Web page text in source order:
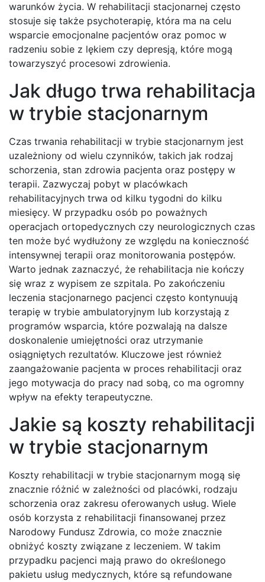
warunków życia. W rehabilitacji stacjonarnej często
stosuje się także psychoterapię, która ma na celu
wsparcie emocjonalne pacjentów oraz pomoc w
radzeniu sobie z lękiem czy depresją, które mogą
towarzyszyć procesowi zdrowienia.
Jak długo trwa rehabilitacja
w trybie stacjonarnym
Czas trwania rehabilitacji w trybie stacjonarnym jest
uzależniony od wielu czynników, takich jak rodzaj
schorzenia, stan zdrowia pacjenta oraz postępy w
terapii. Zazwyczaj pobyt w placówkach
rehabilitacyjnych trwa od kilku tygodni do kilku
miesięcy. W przypadku osób po poważnych
operacjach ortopedycznych czy neurologicznych czas
ten może być wydłużony ze względu na konieczność
intensywnej terapii oraz monitorowania postępów.
Warto jednak zaznaczyć, że rehabilitacja nie kończy
się wraz z wypisem ze szpitala. Po zakończeniu
leczenia stacjonarnego pacjenci często kontynuują
terapię w trybie ambulatoryjnym lub korzystają z
programów wsparcia, które pozwalają na dalsze
doskonalenie umiejętności oraz utrzymanie
osiągniętych rezultatów. Kluczowe jest również
zaangażowanie pacjenta w proces rehabilitacji oraz
jego motywacja do pracy nad sobą, co ma ogromny
wpływ na efekty terapeutyczne.
Jakie są koszty rehabilitacji
w trybie stacjonarnym
Koszty rehabilitacji w trybie stacjonarnym mogą się
znacznie różnić w zależności od placówki, rodzaju
schorzenia oraz zakresu oferowanych usług. Wiele
osób korzysta z rehabilitacji finansowanej przez
Narodowy Fundusz Zdrowia, co może znacznie
obniżyć koszty związane z leczeniem. W takim
przypadku pacjenci mają prawo do określonego
pakietu usług medycznych, które są refundowane